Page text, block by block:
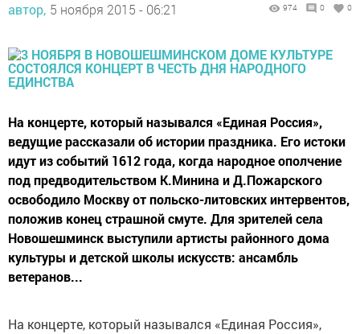
автор, 5 ноября 2015 - 06:21 974 0 0
На концерте, который назывался «Единая Россия»,
ведущие рассказали об истории праздника. Его истоки
идут из событий 1612 года, когда народное ополчение
под предводительством К.Минина и Д.Пожарского
освободило Москву от польско-литовских интервентов,
положив конец страшной смуте. Для зрителей села
Новошешминск выступили артисты районного дома
культуры и детской школы искусств: ансамбль
ветеранов...
На концерте, который назывался «Единая Россия»,